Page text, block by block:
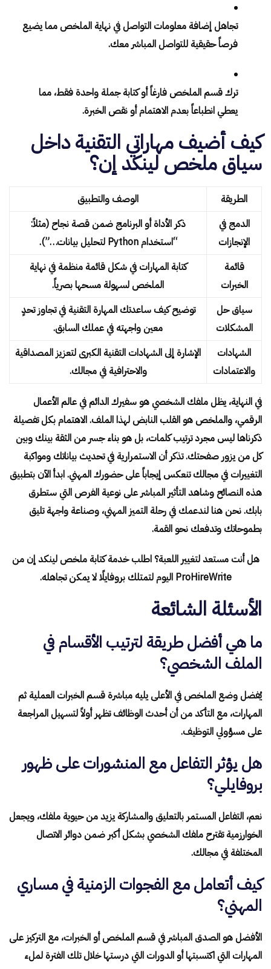
تجاهل إضافة معلومات التواصل في نهاية الملخص مما يضيع
فرصاً حقيقية للتواصل المباشر معك.
ترك قسم الملخص فارغاً أو كتابة جملة واحدة فقط، مما
يعطي انطباعاً بعدم الاهتمام أو نقص الخبرة.
كيف أضيف مهاراتي التقنية داخل
سياق ملخص لينكد إن؟
الطريقة
الوصف والتطبيق
الدمج في
الإنجازات
ذكر الأداة أو البرنامج ضمن قصة نجاح (مثلاً:
“استخدام Python لتحليل بيانات…”).
قائمة
الخبرات
كتابة المهارات في شكل قائمة منظمة في نهاية
الملخص لسهولة مسحها بصرياً.
سياق حل
المشكلات
توضيح كيف ساعدتك المهارة التقنية في تجاوز تحدٍ
معين واجهته في عملك السابق.
الشهادات
والاعتمادات
الإشارة إلى الشهادات التقنية الكبرى لتعزيز المصداقية
والاحترافية في مجالك.
في النهاية، يظل ملفك الشخصي هو سفيرك الدائم في عالم الأعمال
الرقمي، والملخص هو القلب النابض لهذا الملف. الاهتمام بكل تفصيلة
ذكرناها ليس مجرد ترتيب كلمات، بل هو بناء جسر من الثقة بينك وبين
كل من يزور صفحتك. تذكر أن الاستمرارية في تحديث بياناتك ومواكبة
التغييرات في مجالك تنعكس إيجاباً على حضورك المهني. ابدأ الآن بتطبيق
هذه النصائح وشاهد التأثير المباشر على نوعية الفرص التي ستطرق
بابك. نحن هنا لندعمك في رحلة التميز المهني، وصناعة واجهة تليق
بطموحاتك وتدفعك نحو القمة.
هل أنت مستعد لتغيير اللعبة؟ اطلب خدمة كتابة ملخص لينكد إن من
ProHireWrite اليوم لتمتلك بروفايلًا لا يمكن تجاهله.
الأسئلة الشائعة
ما هي أفضل طريقة لترتيب الأقسام في
الملف الشخصي؟
يُفضل وضع الملخص في الأعلى يليه مباشرة قسم الخبرات العملية ثم
المهارات، مع التأكد من أن أحدث الوظائف تظهر أولاً لتسهيل المراجعة
على مسؤولي التوظيف.
هل يؤثر التفاعل مع المنشورات على ظهور
بروفايلي؟
نعم، التفاعل المستمر بالتعليق والمشاركة يزيد من حيوية ملفك، ويجعل
الخوارزمية تقترح ملفك الشخصي بشكل أكبر ضمن دوائر الاتصال
المختلفة في مجالك.
كيف أتعامل مع الفجوات الزمنية في مساري
المهني؟
الأفضل هو الصدق المباشر في قسم الملخص أو الخبرات، مع التركيز على
المهارات التي اكتسبتها أو الدورات التي درستها خلال تلك الفترة لملء